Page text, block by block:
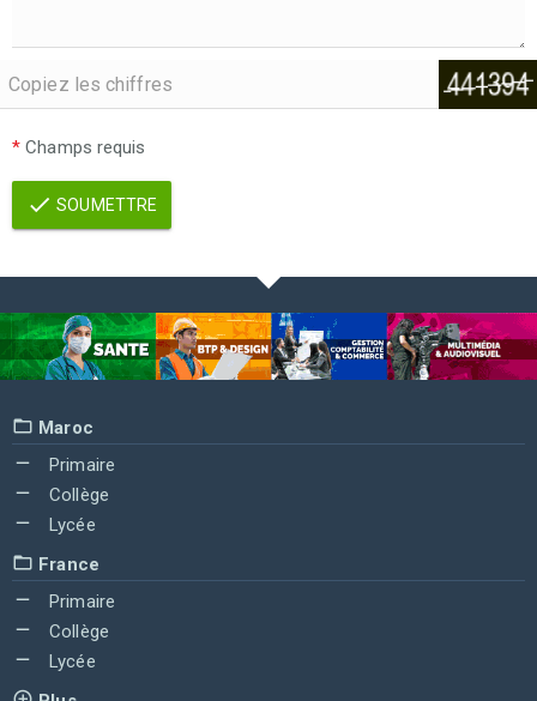
* Champs requis
SOUMETTRE
Maroc
Primaire
Collège
Lycée
France
Primaire
Collège
Lycée